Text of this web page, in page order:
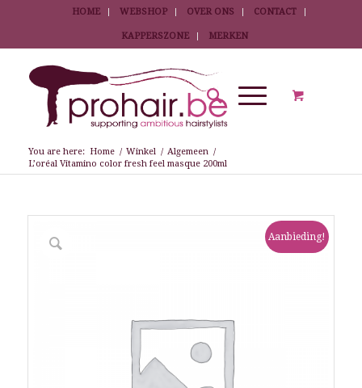
HOME WEBSHOP OVER ONS CONTACT
KAPPERSZONE MERKEN
You are here: Home / Winkel / Algemeen /
L’oréal Vitamino color fresh feel masque 200ml
Aanbieding!